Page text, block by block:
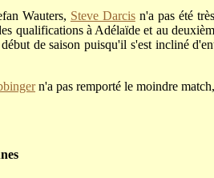
Wauters, Steve Darcisn'a pas été
qualifications à Adélaïde et au
de saison puisqu'il s'est incliné
n'a pas remporté le moindre